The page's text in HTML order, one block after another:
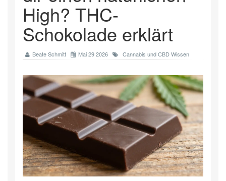
High? THC-
Schokolade erklärt
Beate Schmitt Mai 29 2026 Cannabis und CBD Wissen